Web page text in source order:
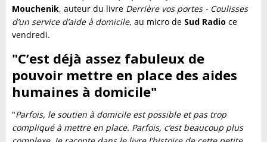
Mouchenik, auteur du livre Derrière vos portes - Coulisses
d’un service d’aide à domicile, au micro de Sud Radio ce
vendredi.
"C’est déjà assez fabuleux de
pouvoir mettre en place des aides
humaines à domicile"
"Parfois, le soutien à domicile est possible et pas trop
compliqué à mettre en place. Parfois, c’est beaucoup plus